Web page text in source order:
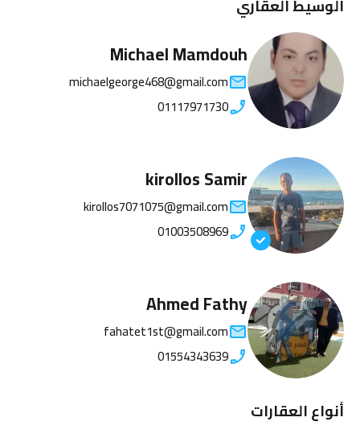
الوسيط العقاري
Michael Mamdouh
michaelgeorge468@gmail.com
01117971730
kirollos Samir
kirollos7071075@gmail.com
01003508969
Ahmed Fathy
fahatet1st@gmail.com
01554343639
أنواع العقارات